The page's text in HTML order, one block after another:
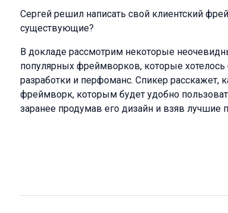
Сергей решил написать свой клиентский
существующие?
В докладе рассмотрим некоторые
популярных фреймворков, которые
разработки и перфоманс. Спикер расскажет,
фреймворк, которым будет удобно
заранее продумав его дизайн и взяв лучшие